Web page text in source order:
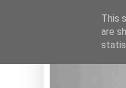
This
are